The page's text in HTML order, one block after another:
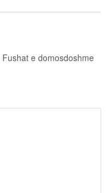
Fushat e domosdoshme